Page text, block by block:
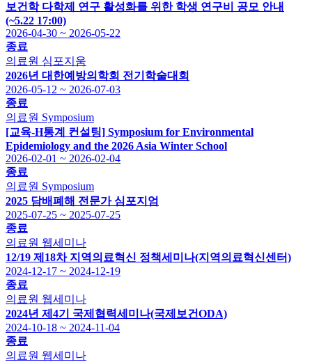
보건학 다학제 연구 활성화를 위한 학생 연구비 공모 안내
(~5.22 17:00)
2026-04-30 ~ 2026-05-22
종료
의료원 심포지움
2026년 대한예방의학회 전기학술대회
2026-05-12 ~ 2026-07-03
종료
의료원 Symposium
[교육-H통계 컨설팅] Symposium for Environmental
Epidemiology and the 2026 Asia Winter School
2026-02-01 ~ 2026-02-04
종료
의료원 Symposium
2025 담배폐해 전문가 심포지엄
2025-07-25 ~ 2025-07-25
종료
의료원 웹세미나
12/19 제18차 지역의료혁신 정책세미나(지역의료혁신센터)
2024-12-17 ~ 2024-12-19
종료
의료원 웹세미나
2024년 제4기 국제협력세미나(국제보건ODA)
2024-10-18 ~ 2024-11-04
종료
의료원 웹세미나